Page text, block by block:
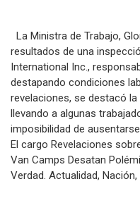
La Ministra de Trabajo,
resultados de una
International Inc.,
destapando condiciones
revelaciones, se destacó
llevando a algunas
imposibilidad de
El cargo Revelaciones
Van Camps Desatan
Verdad. Actualidad,